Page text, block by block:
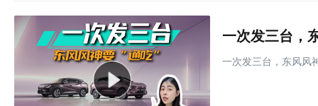
一次发三台，
一次发三台，东风风